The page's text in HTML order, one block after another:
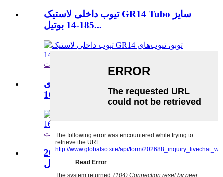
تیوب داخلی لاستیک GR14 Tubo سایز
185-14 بوتیل...
مشاهده جزئیات
لاستیک خودرو سواری تیوب‌های
لاستیکی بوتیل 205-16
مشاهده جزئیات
تیوب داخلی لاستیک خودرو 205R16
بوتیل